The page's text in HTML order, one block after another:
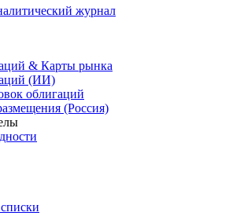
журнал
& Карты рынка
(ИИ)
облигаций
(Россия)